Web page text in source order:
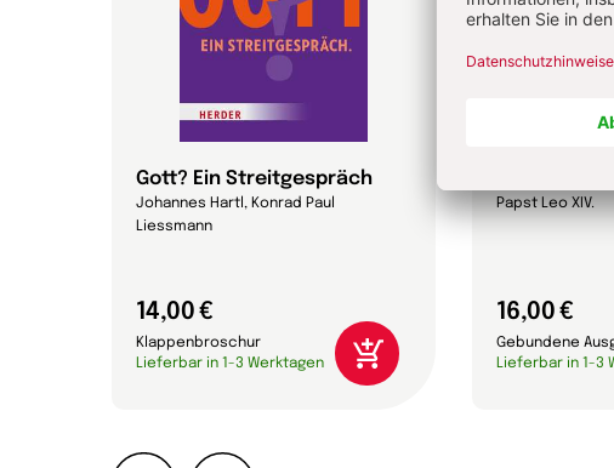
Gott? Ein Streitgespräch
Johannes Hartl, Konrad Paul
Liessmann
14,00 €
Klappenbroschur
Lieferbar in 1-3 Werktagen
Magnifica
Papst Leo XIV.
16,00 €
Gebundene
Lieferbar in 1-3